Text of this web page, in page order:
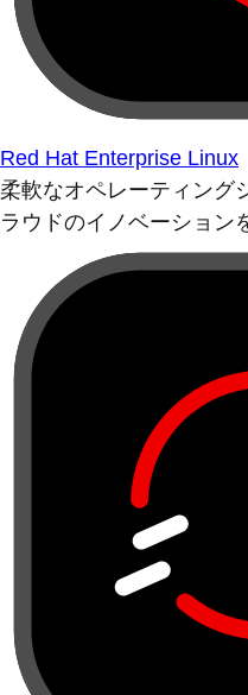
Red Hat Enterprise Linux
柔軟なオペレーティング
ラウドのイノベーション